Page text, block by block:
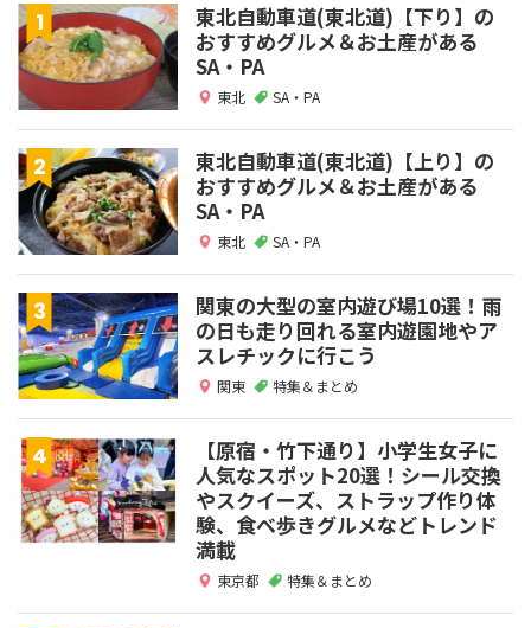
東北自動車道(東北道)【下り】の
おすすめグルメ＆お土産がある
SA・PA
東北 SA・PA
東北自動車道(東北道)【上り】の
おすすめグルメ＆お土産がある
SA・PA
東北 SA・PA
関東の大型の室内遊び場10選！雨
の日も走り回れる室内遊園地やア
スレチックに行こう
関東 特集＆まとめ
【原宿・竹下通り】小学生女子に
人気なスポット20選！シール交換
やスクイーズ、ストラップ作り体
験、食べ歩きグルメなどトレンド
満載
東京都 特集＆まとめ